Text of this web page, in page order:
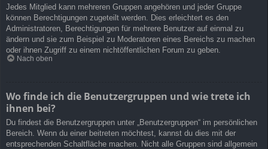
Jedes Mitglied kann mehreren Gruppen angehören und jeder Gruppe
können Berechtigungen zugeteilt werden. Dies erleichtert es den
Administratoren, Berechtigungen für mehrere Benutzer auf einmal zu
ändern und sie zum Beispiel zu Moderatoren eines Bereichs zu machen
oder ihnen Zugriff zu einem nichtöffentlichen Forum zu geben.
Nach oben
Wo finde ich die Benutzergruppen und wie trete ich
ihnen bei?
Du findest die Benutzergruppen unter „Benutzergruppen“ im persönlichen
Bereich. Wenn du einer beitreten möchtest, kannst du dies mit der
entsprechenden Schaltfläche machen. Nicht alle Gruppen sind allgemein